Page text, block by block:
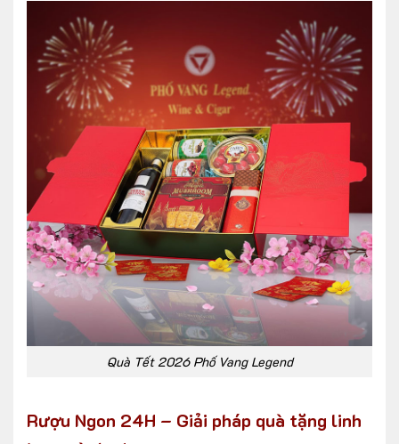
Quà Tết 2026 Phố Vang Legend
Rượu Ngon 24H – Giải pháp quà tặng linh